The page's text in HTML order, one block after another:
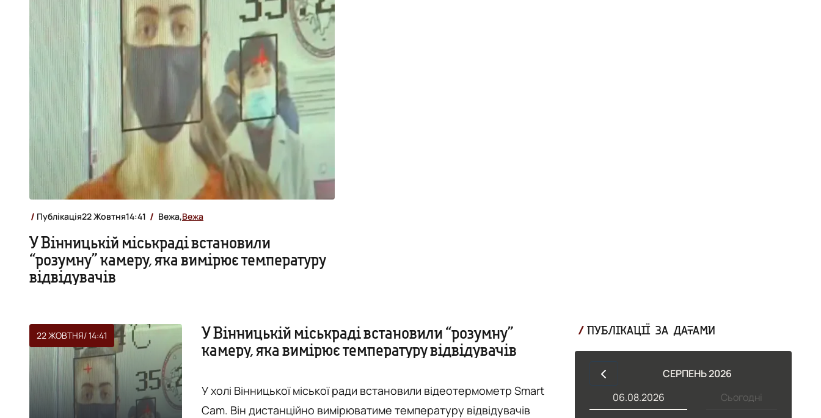
Публікація22 Жовтня14:41 Вежа,Вежа
У Вінницькій міськраді встановили
“розумну” камеру, яка вимірює температуру
відвідувачів
22 ЖОВТНЯ/ 14:41
У Вінницькій міськраді встановили “розумну”
камеру, яка вимірює температуру відвідувачів
У холі Вінницької міської ради встановили відеотермометр Smart
Cam. Він дистанційно вимірюватиме температуру відвідувачів
ПУБЛІКАЦІЇ ЗА ДАТАМИ
СЕРПЕНЬ 2026
Сьогодні
06.08.2026